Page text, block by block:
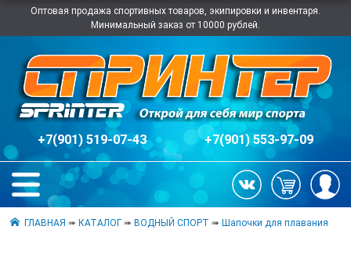
Оптовая продажа спортивных товаров, экипировки и инвентаря.
Минимальный заказ от 10000 рублей.
+7(901) 519-07-43 +7(901) 553-97-09
ГЛАВНАЯ ➠КАТАЛОГ ➠ВОДНЫЙ СПОРТ ➠Шапочки для плавания